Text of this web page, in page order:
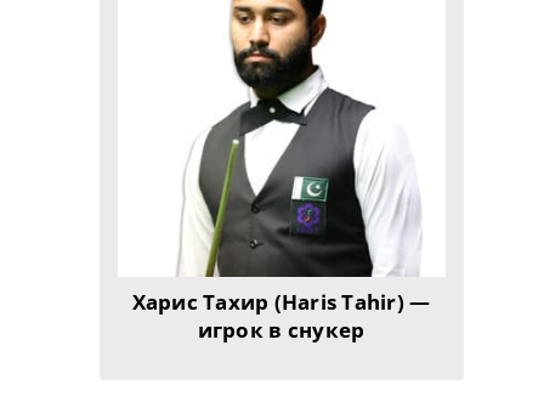
Харис Тахир (Haris Tahir) —
игрок в снукер